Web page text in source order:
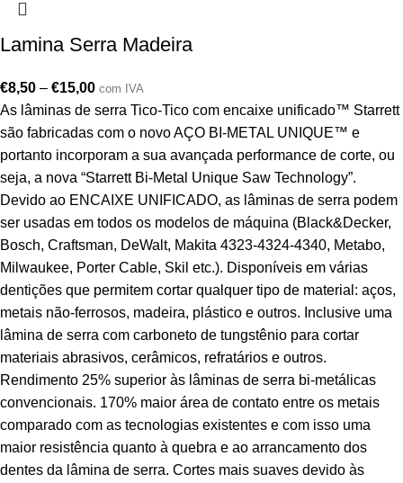
Lamina Serra Madeira
€8,50 – €15,00 com IVA
As lâminas de serra Tico-Tico com encaixe unificado™ Starrett
são fabricadas com o novo AÇO BI-METAL UNIQUE™ e
portanto incorporam a sua avançada performance de corte, ou
seja, a nova “Starrett Bi-Metal Unique Saw Technology”.
Devido ao ENCAIXE UNIFICADO, as lâminas de serra podem
ser usadas em todos os modelos de máquina (Black&Decker,
Bosch, Craftsman, DeWalt, Makita 4323-4324-4340, Metabo,
Milwaukee, Porter Cable, Skil etc.). Disponíveis em várias
dentições que permitem cortar qualquer tipo de material: aços,
metais não-ferrosos, madeira, plástico e outros. Inclusive uma
lâmina de serra com carboneto de tungstênio para cortar
materiais abrasivos, cerâmicos, refratários e outros.
Rendimento 25% superior às lâminas de serra bi-metálicas
convencionais. 170% maior área de contato entre os metais
comparado com as tecnologias existentes e com isso uma
maior resistência quanto à quebra e ao arrancamento dos
dentes da lâmina de serra. Cortes mais suaves devido às